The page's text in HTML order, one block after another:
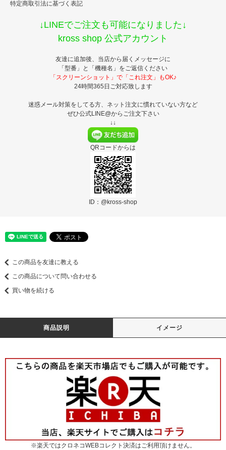
特定商取引法に基づく表記
↓LINEでご注文も可能になりました↓
kross shop 公式アカウント
友達に追加後、当店から届くメッセージに
「型番」と「機種名」をご返信ください
「スクリーンショット」で「これ注文」もOK♪
24時間365日ご対応致します
迷惑メール対策をしてる方、ネット注文に慣れていない方など
ぜひ公式LINE@からご注文下さい
↓↓
QRコードからは
ID：@kross-shop
この商品を友達に教える
この商品について問い合わせる
買い物を続ける
商品説明 イメージ
※楽天ではクロネコWEBコレクト決済はご利用頂けません。